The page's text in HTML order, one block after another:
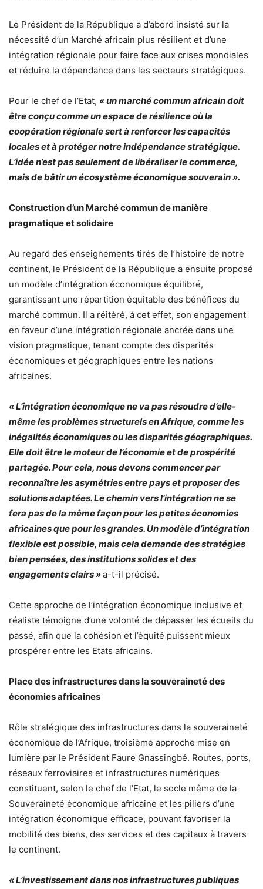
Le Président de la République a d’abord insisté sur la
nécessité d’un Marché africain plus résilient et d’une
intégration régionale pour faire face aux crises mondiales
et réduire la dépendance dans les secteurs stratégiques.
Pour le chef de l’Etat, « un marché commun africain doit
être conçu comme un espace de résilience où la
coopération régionale sert à renforcer les capacités
locales et à protéger notre indépendance stratégique.
L’idée n’est pas seulement de libéraliser le commerce,
mais de bâtir un écosystème économique souverain ».
Construction d’un Marché commun de manière
pragmatique et solidaire
Au regard des enseignements tirés de l’histoire de notre
continent, le Président de la République a ensuite proposé
un modèle d’intégration économique équilibré,
garantissant une répartition équitable des bénéfices du
marché commun. Il a réitéré, à cet effet, son engagement
en faveur d’une intégration régionale ancrée dans une
vision pragmatique, tenant compte des disparités
économiques et géographiques entre les nations
africaines.
« L’intégration économique ne va pas résoudre d’elle-
même les problèmes structurels en Afrique, comme les
inégalités économiques ou les disparités géographiques.
Elle doit être le moteur de l’économie et de prospérité
partagée. Pour cela, nous devons commencer par
reconnaître les asymétries entre pays et proposer des
solutions adaptées. Le chemin vers l’intégration ne se
fera pas de la même façon pour les petites économies
africaines que pour les grandes. Un modèle d’intégration
flexible est possible, mais cela demande des stratégies
bien pensées, des institutions solides et des
engagements clairs »a-t-il précisé.
Cette approche de l’intégration économique inclusive et
réaliste témoigne d’une volonté de dépasser les écueils du
passé, afin que la cohésion et l’équité puissent mieux
prospérer entre les Etats africains.
Place des infrastructures dans la souveraineté des
économies africaines
Rôle stratégique des infrastructures dans la souveraineté
économique de l’Afrique, troisième approche mise en
lumière par le Président Faure Gnassingbé. Routes, ports,
réseaux ferroviaires et infrastructures numériques
constituent, selon le chef de l’Etat, le socle même de la
Souveraineté économique africaine et les piliers d’une
intégration économique efficace, pouvant favoriser la
mobilité des biens, des services et des capitaux à travers
le continent.
« L’investissement dans nos infrastructures publiques